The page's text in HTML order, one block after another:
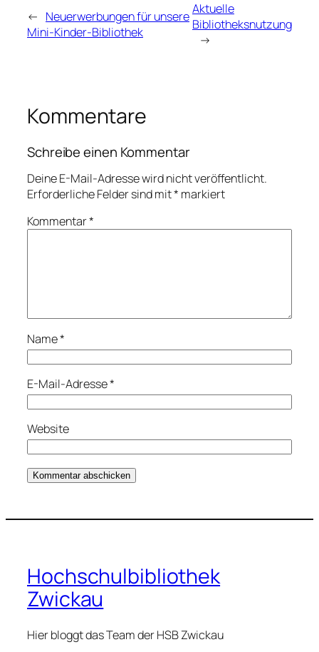
← Neuerwerbungen für unsere
Mini-Kinder-Bibliothek
Aktuelle
Bibliotheksnutzung
→
Kommentare
Schreibe einen Kommentar
Deine E-Mail-Adresse wird nicht veröffentlicht.
Erforderliche Felder sind mit* markiert
Kommentar*
Name*
E-Mail-Adresse*
Website
Hochschulbibliothek
Zwickau
Hier bloggt das Team der HSB Zwickau